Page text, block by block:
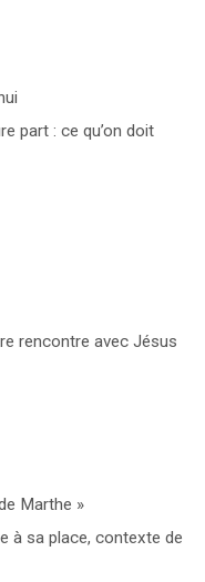
part : ce qu’on doit
rencontre avec Jésus
Marthe »
à sa place, contexte de